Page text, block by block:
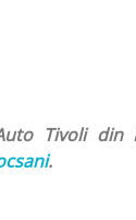
Tivoli din
.